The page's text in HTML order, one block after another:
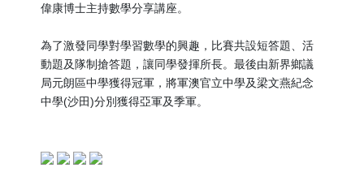
偉康博士主持數學分享講座。
為了激發同學對學習數學的興趣，比賽共設短答題、活
動題及隊制搶答題，讓同學發揮所長。最後由新界鄉議
局元朗區中學獲得冠軍，將軍澳官立中學及梁文燕紀念
中學(沙田)分別獲得亞軍及季軍。